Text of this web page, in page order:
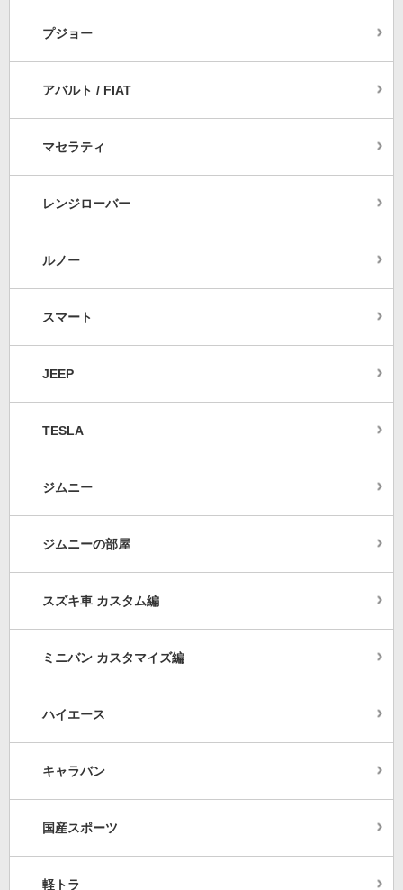
プジョー
アバルト / FIAT
マセラティ
レンジローバー
ルノー
スマート
JEEP
TESLA
ジムニー
ジムニーの部屋
スズキ車 カスタム編
ミニバン カスタマイズ編
ハイエース
キャラバン
国産スポーツ
軽トラ